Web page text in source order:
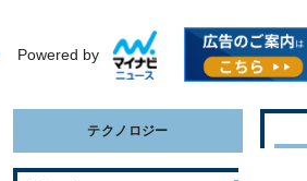
Powered by
テクノロジー